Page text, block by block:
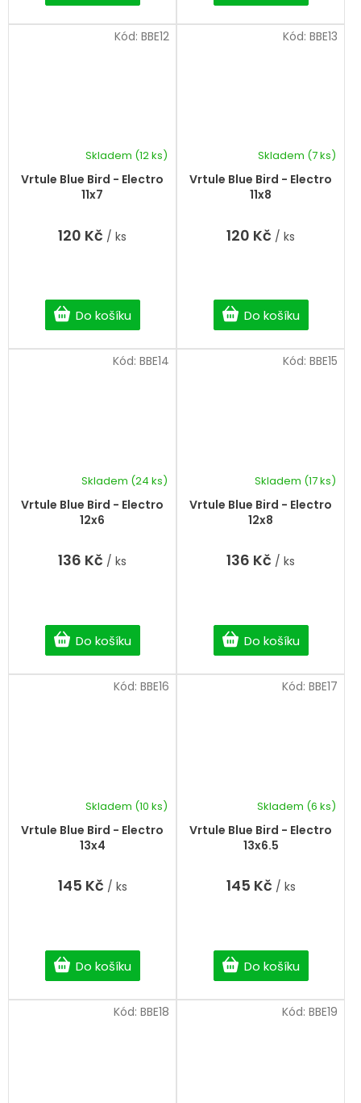
Vrtule Blue Bird - Electro
11x7
Skladem (12 ks)
120 Kč / ks
Do košíku
Kód: BBE12
Vrtule Blue Bird - Electro
11x8
Skladem (7 ks)
120 Kč / ks
Do košíku
Kód: BBE13
Vrtule Blue Bird - Electro
12x6
hodnocení
Skladem (24 ks)
136 Kč / ks
Do košíku
Kód: BBE14
Vrtule Blue Bird - Electro
12x8
Skladem (17 ks)
136 Kč / ks
Do košíku
Kód: BBE15
Vrtule Blue Bird - Electro
13x4
Skladem (10 ks)
145 Kč / ks
Do košíku
Kód: BBE16
Vrtule Blue Bird - Electro
13x6.5
Skladem (6 ks)
145 Kč / ks
Do košíku
Kód: BBE17
Kód: BBE18 Kód: BBE19